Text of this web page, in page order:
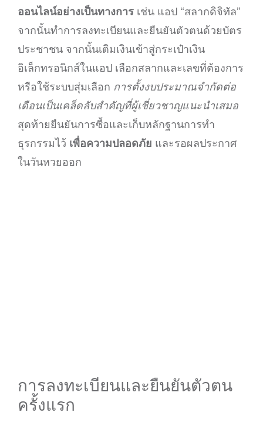
ออนไลน์อย่างเป็นทางการ เช่น แอป “สลากดิจิทัล”
จากนั้นทำการลงทะเบียนและยืนยันตัวตนด้วยบัตร
ประชาชน จากนั้นเติมเงินเข้าสู่กระเป๋าเงิน
อิเล็กทรอนิกส์ในแอป เลือกสลากและเลขที่ต้องการ
หรือใช้ระบบสุ่มเลือก การตั้งงบประมาณจำกัดต่อ
เดือนเป็นเคล็ดลับสำคัญที่ผู้เชี่ยวชาญแนะนำเสมอ
สุดท้ายยืนยันการซื้อและเก็บหลักฐานการทำ
ธุรกรรมไว้ เพื่อความปลอดภัย และรอผลประกาศ
ในวันหวยออก
การลงทะเบียนและยืนยันตัวตน
ครั้งแรก